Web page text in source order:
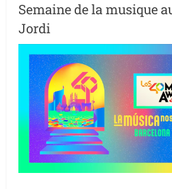
Semaine de la musique
Jordi